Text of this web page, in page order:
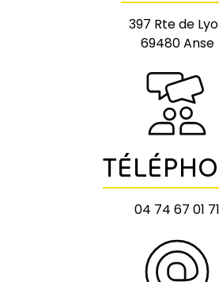
397 Rte de
69480 Anse
04 74 67 01 71